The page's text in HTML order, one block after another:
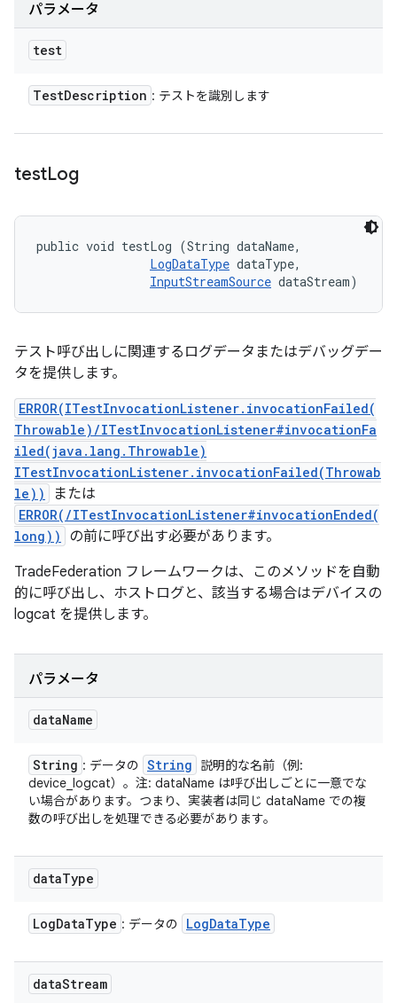
パラメータ
test
TestDescription : テストを識別します
testLog
public void testLog (String dataName,
LogDataType dataType,
InputStreamSource dataStream)
テスト呼び出しに関連するログデータまたはデバッグデー
タを提供します。
ERROR(ITestInvocationListener.invocationFailed(
Throwable)/ITestInvocationListener#invocationFa
iled(java.lang.Throwable)
ITestInvocationListener.invocationFailed(Throwab
le))
または
ERROR(/ITestInvocationListener#invocationEnded(
long))
の前に呼び出す必要があります。
TradeFederation フレームワークは、このメソッドを自動
的に呼び出し、ホストログと、該当する場合はデバイスの
logcat を提供します。
パラメータ
dataName
String : データの String
説明的な名前（例:
device_logcat）。注: dataName は呼び出しごとに一意でな
い場合があります。つまり、実装者は同じ dataName での複
数の呼び出しを処理できる必要があります。
dataType
LogDataType : データの LogDataType
dataStream